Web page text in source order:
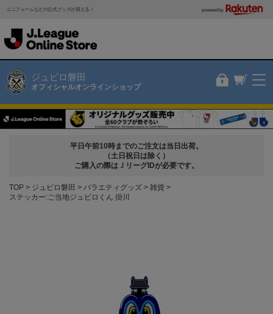
ユニフォームなどの公式グッズが買える！ powered by
ジュビロ磐田
オフィシャルオンラインショップ
平日午前10時までのご注文は当日出荷。
（土日祝日は除く）
ご購入の際はＪリーグIDが必要です。
TOP ジュビロ磐田 バラエティグッズ
雑貨
ステッカー:ご当地ジュビロくん 掛川